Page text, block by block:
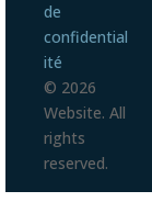
de
confidential
ité
© 2026
Website. All
rights
reserved.